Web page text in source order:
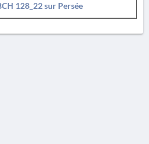
128_22 sur Persée